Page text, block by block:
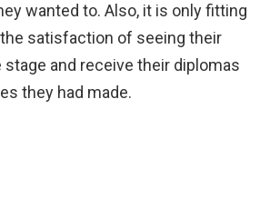
wanted to. Also, it is only fitting
satisfaction of seeing their
and receive their diplomas
they had made.